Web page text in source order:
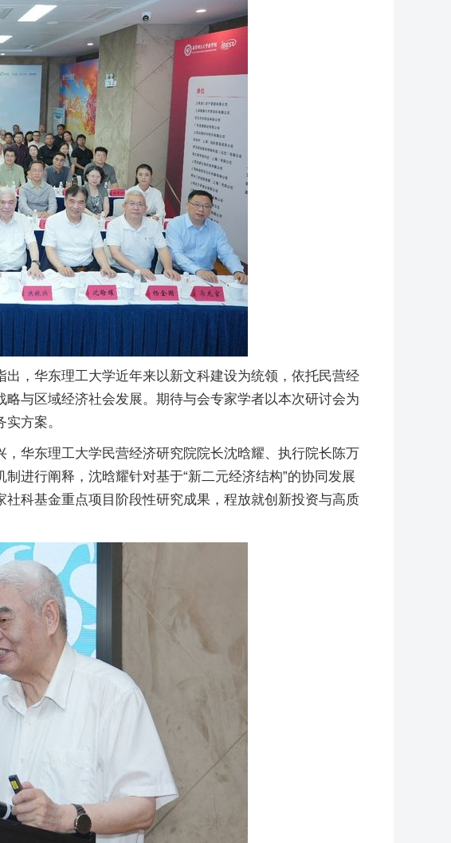
，华东理工大学近年来以新文科建设为统领，依托民营经
与区域经济社会发展。期待与会专家学者以本次研讨会为
方案。
华东理工大学民营经济研究院院长沈晗耀、执行院长陈万
进行阐释，沈晗耀针对基于“新二元经济结构”的协同发展
科基金重点项目阶段性研究成果，程放就创新投资与高质